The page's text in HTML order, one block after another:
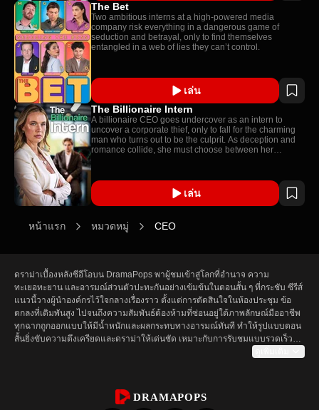
The Bet
Two ambitious interns at a high-powered media
company risk everything in a dangerous game of
seduction and betrayal, only to find themselves
entangled in a web of lies they can’t control.
เล่น
The Billionaire Intern
A billionaire CEO goes undercover as an intern to
uncover a corporate thief, only to fall for the charming
man who turns out to be the culprit. As deception and
romance collide, she must choose between her
เล่น
หน้าแรก หมวดหมู่ CEO
ดราม่าเบื้องหลังซีอีโอบน DramaPops พาผู้ชมเข้าสู่โลกที่อำนาจ ความ
ทะเยอทะยาน และอารมณ์ส่วนตัวปะทะกันอย่างเข้มข้นในตอนสั้น ๆ ที่กระชับ ซีรีส์
แนวนี้วางผู้นำองค์กรไว้ใจกลางเรื่องราว ตั้งแต่การตัดสินใจในห้องประชุม ข้อ
ตกลงที่เดิมพันสูง ไปจนถึงความสัมพันธ์ต้องห้ามที่ซ่อนอยู่ใต้ภาพลักษณ์มืออาชีพ
ทุกฉากถูกออกแบบให้มีน้ำหนักและผลกระทบทางอารมณ์ทันที ทำให้รูปแบบตอน
สั้นยิ่งขับความตึงเครียดและดราม่าให้เด่นชัด เหมาะกับการรับชมแบบรวดเร็วแต่
เปราะบางภายใน ตัวละครอาจควบคุมบริษัทขนาดใหญ่ได้ แต่กลับลังเลกับการ
ตัดสินใจส่วนตัว ความรักในที่ทำงาน การหักหลังเชิงกลยุทธ์ และแรงกดดันทาง
DRAMAPOPS